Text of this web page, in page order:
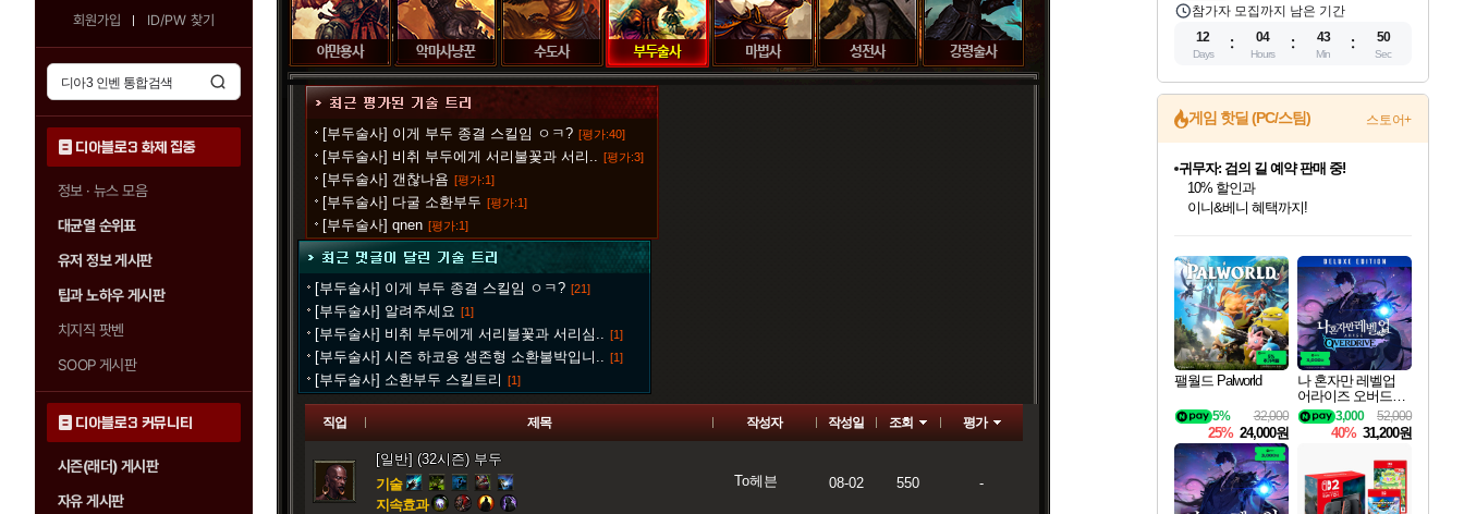
회원가입 ID/PW 찾기
디아블로3 화제 집중
정보 · 뉴스 모음
대균열 순위표
유저 정보 게시판
팁과 노하우 게시판
치지직 팟벤
SOOP 게시판
디아블로3 커뮤니티
시즌(래더) 게시판
자유 게시판
[부두술사] 이게 부두 종결 스킬임 ㅇㅋ? [평가:40]
[부두술사] 비취 부두에게 서리불꽃과 서리.. [평가:3]
[부두술사] 갠찮나욤 [평가:1]
[부두술사] 다굴 소환부두 [평가:1]
[부두술사] qnen [평가:1]
[부두술사] 이게 부두 종결 스킬임 ㅇㅋ? [21]
[부두술사] 알려주세요 [1]
[부두술사] 비취 부두에게 서리불꽃과 서리심.. [1]
[부두술사] 시즌 하코용 생존형 소환불박입니.. [1]
[부두술사] 소환부두 스킬트리 [1]
직업 제목 작성자 작성일 조회 평가
[일반] (32시즌) 부두
기술
지속효과
To헤븐 08-02 550 -
참가자 모집까지 남은 기간
12
Days
04
Hours
43
Min
49
Sec
게임 핫딜 (PC/스팀) 스토어+
최대 90% 할인가를 만나보세요!
네이버혜택과 함께 만나보세요!
50%할인&추가 적립까지!
귀무자: 검의 길 예약 판매 중!
10% 할인과
이니&베니 혜택까지!
네이버 혜택가와 함께 예약하세요!
할인&네이버혜택으로 만나보세요!
네이버페이 혜택과 만나보세요!
40주년 프로모션으로 만나보세요!
네이버 포인트 혜택까지!
할인가에 만나보세요!
일부 에디션 상시 할인!
혜택으로 예약 판매 중
편안하게 충전하세요
팰월드 Palworld
32,000
5%
25% 24,000원
나 혼자만 레벨업
어라이즈 오버드라
이브 디럭스 에디션
Solo Leveling Arise
Overdrive Deluxe Edi
52,000
3,000
40% 31,200원